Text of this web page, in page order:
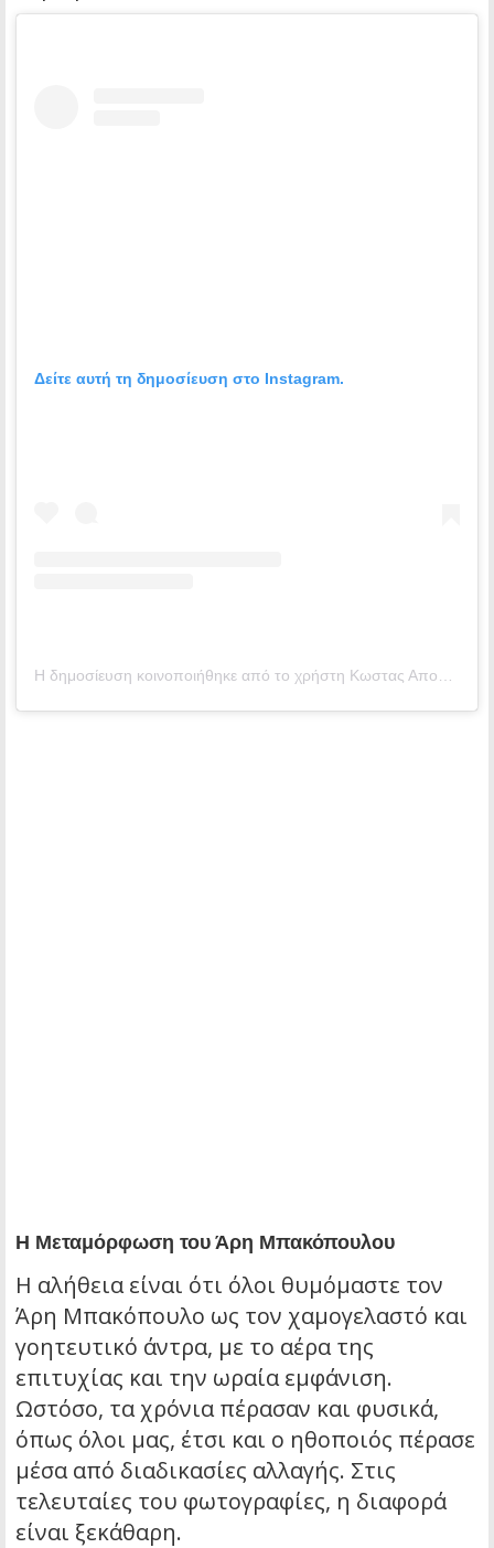
Δείτε αυτή τη δημοσίευση στο Instagram.
Η Μεταμόρφωση του Άρη Μπακόπουλου
Η αλήθεια είναι ότι όλοι θυμόμαστε τον
Άρη Μπακόπουλο ως τον χαμογελαστό και
γοητευτικό άντρα, με το αέρα της
επιτυχίας και την ωραία εμφάνιση.
Ωστόσο, τα χρόνια πέρασαν και φυσικά,
όπως όλοι μας, έτσι και ο ηθοποιός πέρασε
μέσα από διαδικασίες αλλαγής. Στις
τελευταίες του φωτογραφίες, η διαφορά
είναι ξεκάθαρη.